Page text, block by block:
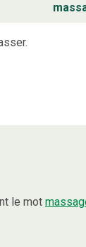
le mot